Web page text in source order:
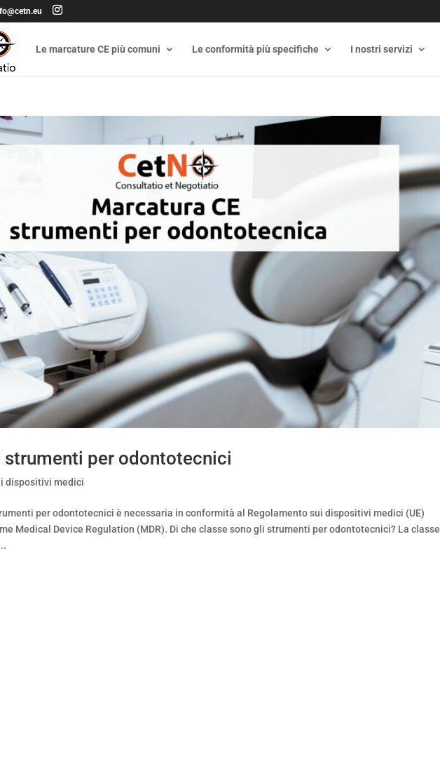
Le marcature CE più comuni Le conformità più specifiche I nostri servizi
strumenti per odontotecnici
i dispositivi medici
per odontotecnici è necessaria in conformità al Regolamento sui dispositivi medici (UE)
Medical Device Regulation (MDR). Di che classe sono gli strumenti per odontotecnici? La classe